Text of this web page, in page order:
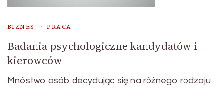
BIZNES PRACA
Badania psychologiczne kandydatów i
kierowców
Mnóstwo osób decydując się na różnego rodzaju